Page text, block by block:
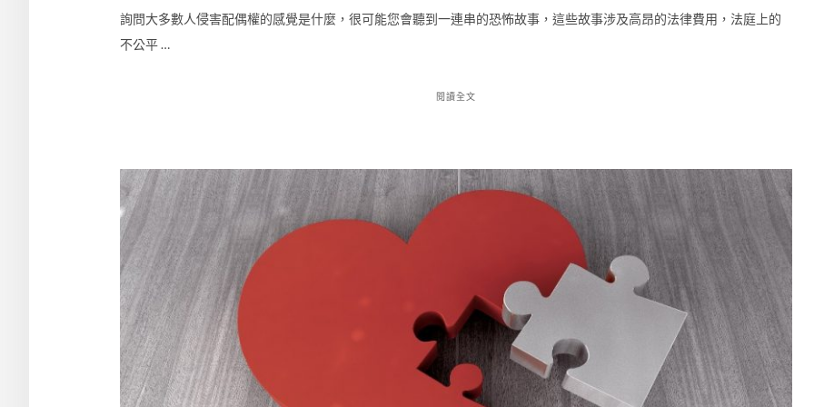
詢問大多數人侵害配偶權的感覺是什麼，很可能您會聽到一連串的恐怖故事，這些故事涉及高昂的法律費用，法庭上的
不公平 …
閱讀全文